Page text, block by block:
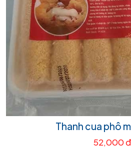
Thanh cua phô
52,000 đ